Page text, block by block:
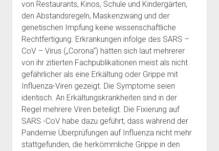
von Restaurants, Kinos, Schule und Kindergärten,
den Abstandsregeln, Maskenzwang und der
genetischen Impfung keine wissenschaftliche
Rechtfertigung. Erkrankungen infolge des SARS –
CoV – Virus („Corona“) hätten sich laut mehrerer
von ihr zitierten Fachpublikationen meist als nicht
gefährlicher als eine Erkältung oder Grippe mit
Influenza-Viren gezeigt. Die Symptome seien
identisch. An Erkältungskrankheiten sind in der
Regel mehrere Viren beteiligt. Die Fixierung auf
SARS -CoV habe dazu geführt, dass während der
Pandemie Überprüfungen auf Influenza nicht mehr
stattgefunden, die herkömmliche Grippe in den